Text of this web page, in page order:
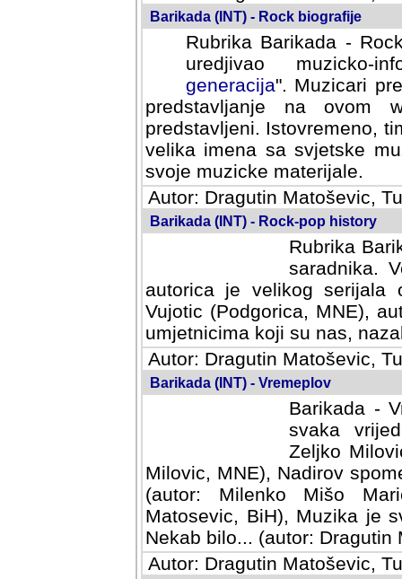
Barikada (INT) - Rock biografije
Rubrika Barikada -
uredjivao muzicko-
Muzicari predstavljeni u
na ovom web portalu
Istovremeno, tim nacinom
sa svjetske muzicke scene
materijale.
Autor: Dragutin Matoševic,
Barikada (INT) - Rock-pop history
Rubrika
saradnika.
autorica je velikog serijala
Vujotic (Podgorica, MNE),
umjetnicima koji su nas,
Autor: Dragutin Matoševic,
Barikada (INT) - Vremeplov
Barikada -
svaka
Milovic,
MNE), Nadirov spomenar
Milenko Mišo Maric, UK),
Muzika je svirala (autor:
(autor: Dragutin Matosevic,
Autor: Dragutin Matoševic,